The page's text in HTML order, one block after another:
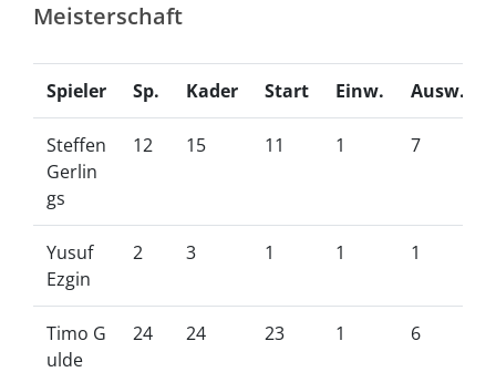
Meisterschaft
Spieler Sp. Kader Start Einw. Ausw.
Steffen
Gerlin
gs
12 15 11 1 7
Yusuf
Ezgin
2 3 1 1 1
Timo G
ulde
24 24 23 1 6